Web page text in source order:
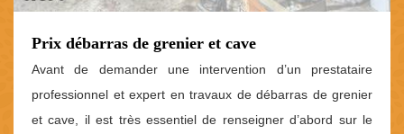
Prix débarras de grenier et cave
Avant de demander une intervention d’un prestataire
professionnel et expert en travaux de débarras de grenier
et cave, il est très essentiel de renseigner d’abord sur le